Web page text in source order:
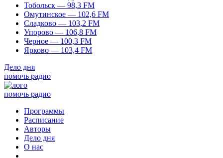
Тобольск — 98,3 FM
Омутинское — 102,6 FM
Сладково — 103,2 FM
Упорово — 106,8 FM
Черное — 100,3 FM
Ярково — 103,4 FM
Дело дня
помочь радио
помочь радио
Программы
Расписание
Авторы
Дело дня
О нас